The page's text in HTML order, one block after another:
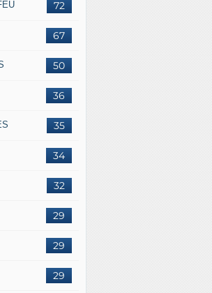
72
67
50
36
35
34
32
29
29
29